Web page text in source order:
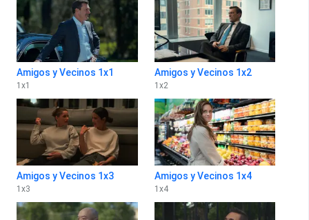
Amigos y Vecinos 1x1
1 x1
Amigos y Vecinos 1x2
1 x2
Amigos y Vecinos 1x3
1 x3
Amigos y Vecinos 1x4
1 x4